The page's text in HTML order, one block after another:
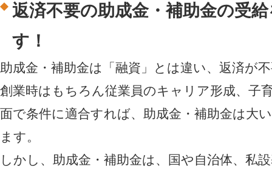
返済不要の助成金・補助金の受
す！
助成金・補助金は「融資」とは違い、返済が
創業時はもちろん従業員のキャリア形成、子
面で条件に適合すれば、助成金・補助金は大
ます。
しかし、助成金・補助金は、国や自治体、私